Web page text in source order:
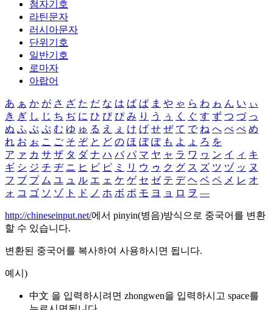
첨자기호
라틴문자
러시아문자
단위기호
일반기호
로마자
아랍어
あ ぁ か が さ ざ た だ な は ば ぱ ま や ゃ ら わ ゎ ん い ぃ
き ぎ し じ ち ぢ に ひ び ぴ み り う ぅ く ぐ す ず つ づ っ
ぬ ふ ぶ ぷ む ゆ ゅ る え ぇ け げ せ ぜ て で ね へ べ ぺ め
れ お ぉ こ ご そ ぞ と ど の ほ ぼ ぽ も よ ょ ろ を
ア ァ カ サ ザ タ ダ ナ ハ バ パ マ ヤ ャ ラ ワ ヮ ン イ ィ キ
ギ シ ジ チ ヂ ニ ヒ ビ ピ ミ リ ウ ゥ ク グ ス ズ ツ ヅ ッ ヌ
フ ブ プ ム ユ ュ ル エ ェ ケ ゲ セ ゼ テ デ ヘ ベ ペ メ レ オ
ォ コ ゴ ソ ゾ ト ド ノ ホ ボ ポ モ ヨ ョ ロ ヲ ―
http://chineseinput.net/에서 pinyin(병음)방식으로 중국어를 변환
할 수 있습니다.
변환된 중국어를 복사하여 사용하시면 됩니다.
예시)
中文 을 입력하시려면 zhongwen을 입력하시고 space를